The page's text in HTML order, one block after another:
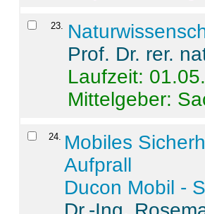
23.
Prof. Dr. rer.
Laufzeit:
Mittelgeber:
24. Mobiles
Aufprall
Ducon Mobil -